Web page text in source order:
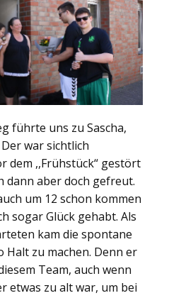
führte uns zu Sascha,
war sichtlich
dem ,,Frühstück“ gestört
dann aber doch gefreut.
um 12 schon kommen
sogar Glück gehabt. Als
kam die spontane
Halt zu machen. Denn er
Team, auch wenn
etwas zu alt war, um bei